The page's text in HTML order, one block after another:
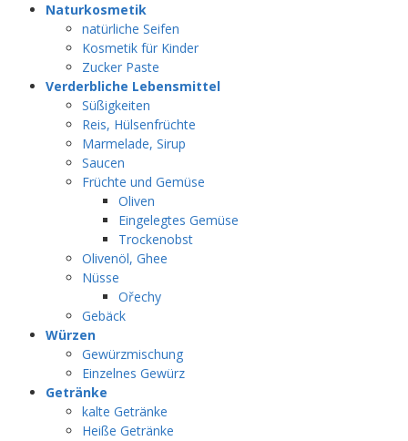
Naturkosmetik
natürliche Seifen
Kosmetik für Kinder
Zucker Paste
Verderbliche Lebensmittel
Süßigkeiten
Reis, Hülsenfrüchte
Marmelade, Sirup
Saucen
Früchte und Gemüse
Oliven
Eingelegtes Gemüse
Trockenobst
Olivenöl, Ghee
Nüsse
Ořechy
Gebäck
Würzen
Gewürzmischung
Einzelnes Gewürz
Getränke
kalte Getränke
Heiße Getränke